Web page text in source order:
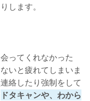
します。
ってくれなかった
いと疲れてしまいま
絡したり強制をして
ドタキャンや、わから